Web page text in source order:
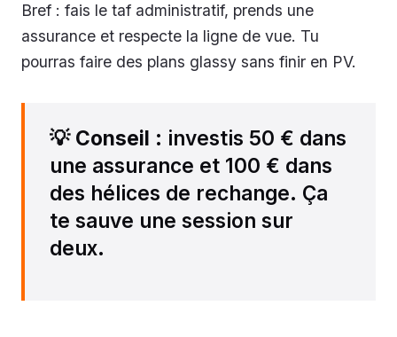
Bref : fais le taf administratif, prends une
assurance et respecte la ligne de vue. Tu
pourras faire des plans glassy sans finir en PV.
💡 Conseil : investis 50 € dans
une assurance et 100 € dans
des hélices de rechange. Ça
te sauve une session sur
deux.